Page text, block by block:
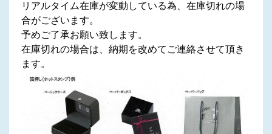
リアルタイム在庫が変動している為、在庫切れの場
合がございます。
予めご了承お願い致します。
在庫切れの場合は、納期を改めてご連絡させて頂き
ます。